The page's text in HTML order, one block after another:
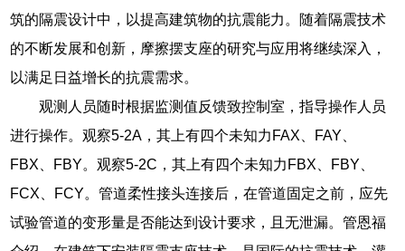
筑的隔震设计中，以提高建筑物的抗震能力。随着隔震技术
的不断发展和创新，摩擦摆支座的研究与应用将继续深入，
以满足日益增长的抗震需求。
观测人员随时根据监测值反馈致控制室，指导操作人员
进行操作。观察5-2A，其上有四个未知力FAX、FAY、
FBX、FBY。观察5-2C，其上有四个未知力FBX、FBY、
FCX、FCY。管道柔性接头连接后，在管道固定之前，应先
试验管道的变形量是否能达到设计要求，且无泄漏。管恩福